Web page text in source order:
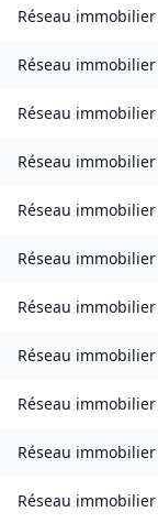
Réseau immobilier
Réseau immobilier
Réseau immobilier
Réseau immobilier
Réseau immobilier
Réseau immobilier
Réseau immobilier
Réseau immobilier
Réseau immobilier
Réseau immobilier
Réseau immobilier